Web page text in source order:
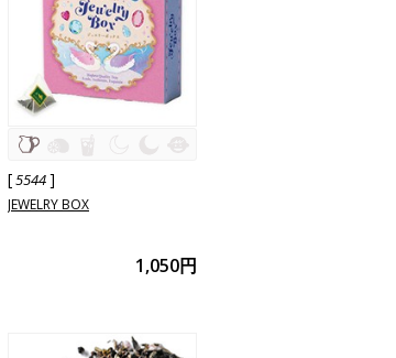
[5544]
JEWELRY BOX
1,050円